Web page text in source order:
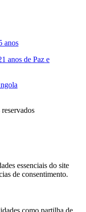
anos
anos de Paz e
essenciais do site
de consentimento.
como partilha de